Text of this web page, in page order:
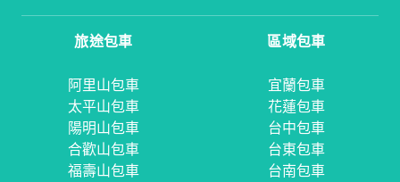
旅途包車
阿里山包車
太平山包車
陽明山包車
合歡山包車
福壽山包車
區域包車
宜蘭包車
花蓮包車
台中包車
台東包車
台南包車